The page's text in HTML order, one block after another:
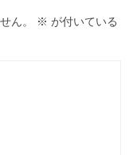
ん。 ※ が付いている